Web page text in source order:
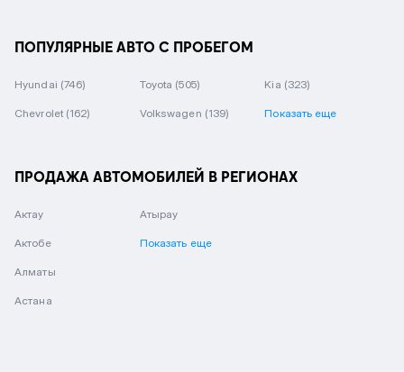
ПОПУЛЯРНЫЕ АВТО С ПРОБЕГОМ
Hyundai (746) Toyota (505) Kia (323)
Chevrolet (162) Volkswagen (139) Показать еще
ПРОДАЖА АВТОМОБИЛЕЙ В РЕГИОНАХ
Актау
Актобе
Алматы
Астана
Атырау
Показать еще